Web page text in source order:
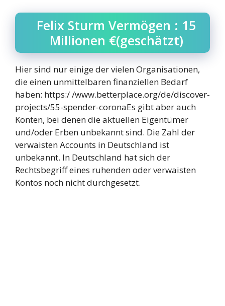
Felix Sturm Vermögen : 15
Millionen €(geschätzt)
Hier sind nur einige der vielen Organisationen,
die einen unmittelbaren finanziellen Bedarf
haben: https:/ /www.betterplace.org/de/discover-
projects/55-spender-coronaEs gibt aber auch
Konten, bei denen die aktuellen Eigentümer
und/oder Erben unbekannt sind. Die Zahl der
verwaisten Accounts in Deutschland ist
unbekannt. In Deutschland hat sich der
Rechtsbegriff eines ruhenden oder verwaisten
Kontos noch nicht durchgesetzt.